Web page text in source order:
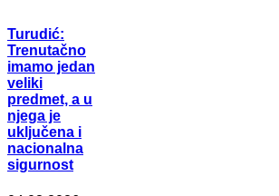
Turudić:
Trenutačno
imamo jedan
veliki
predmet, a u
njega je
uključena i
nacionalna
sigurnost